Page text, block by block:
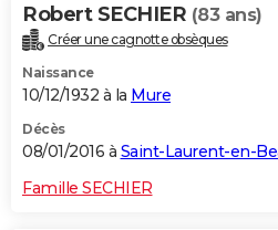
Robert SECHIER (83 ans)
Créer une cagnotte obsèques
Naissance
10/12/1932 à la Mure
Décès
08/01/2016 à Saint-Laurent-en-
Famille SECHIER